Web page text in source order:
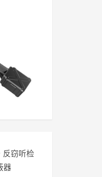
反窃听检
器